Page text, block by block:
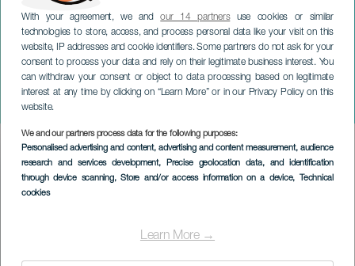
With your agreement, we andour 14 partnersuse cookies or similar
technologies to store, access, and process personal data like your visit on this
website, IP addresses and cookie identifiers. Some partners do not ask for your
consent to process your data and rely on their legitimate business interest. You
can withdraw your consent or object to data processing based on legitimate
interest at any time by clicking on “Learn More” or in our Privacy Policy on this
website.
We and our partners process data for the following purposes:
Personalised advertising and content, advertising and content measurement, audience
research and services development, Precise geolocation data, and identification
through device scanning, Store and/or access information on a device, Technical
cookies
Learn More →
Lluís Capdevila Trio på
konsert
GRAN CANARIA
Imagen
Listado